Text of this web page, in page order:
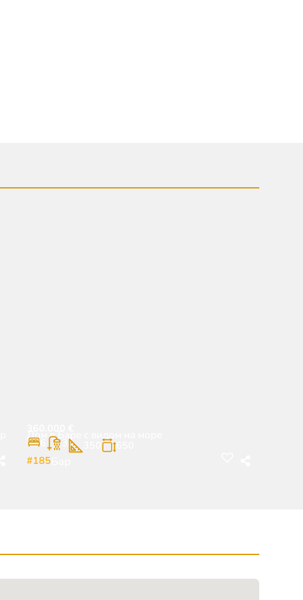
Дом в Баре с видом на море
6
650
#185